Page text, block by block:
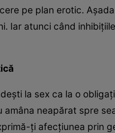
pe plan erotic.
Iar atunci când
la sex ca la o
amâna neapărat spre
ţi afecţiunea prin